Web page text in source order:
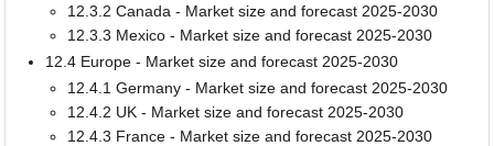
12.3.2 Canada - Market size and forecast 2025-2030
12.3.3 Mexico - Market size and forecast 2025-2030
12.4 Europe - Market size and forecast 2025-2030
12.4.1 Germany - Market size and forecast 2025-2030
12.4.2 UK - Market size and forecast 2025-2030
12.4.3 France - Market size and forecast 2025-2030